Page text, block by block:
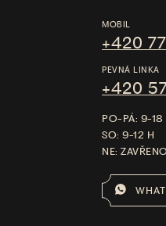
MOBIL
+420
PEVNÁ LINKA
+420
PO-PÁ: 9-18
SO: 9-12 H
NE: ZAVŘENO